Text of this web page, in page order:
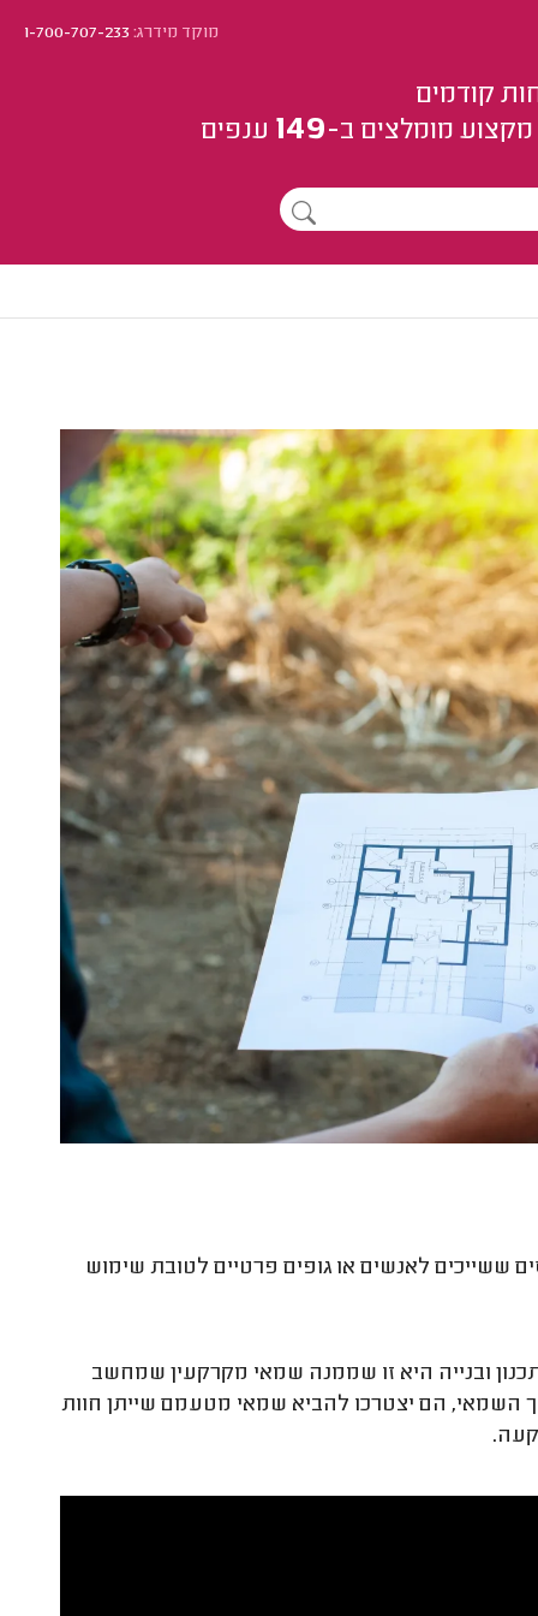
מוקד מידרג:1-700-707-233
קודמים
מומלצים ב-149 ענפים
ששייכים לאנשים או גופים פרטיים לטובת שימוש
ובנייה היא זו שממנה שמאי מקרקעין שמחשב
השמאי, הם יצטרכו להביא שמאי מטעמם שייתן חוות
.